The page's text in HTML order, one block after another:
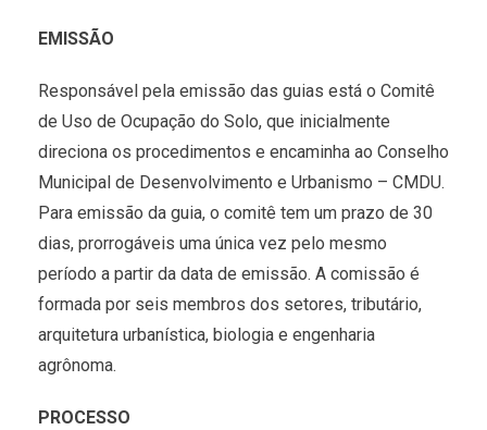
EMISSÃO
Responsável pela emissão das guias está o Comitê
de Uso de Ocupação do Solo, que inicialmente
direciona os procedimentos e encaminha ao Conselho
Municipal de Desenvolvimento e Urbanismo – CMDU.
Para emissão da guia, o comitê tem um prazo de 30
dias, prorrogáveis uma única vez pelo mesmo
período a partir da data de emissão. A comissão é
formada por seis membros dos setores, tributário,
arquitetura urbanística, biologia e engenharia
agrônoma.
PROCESSO